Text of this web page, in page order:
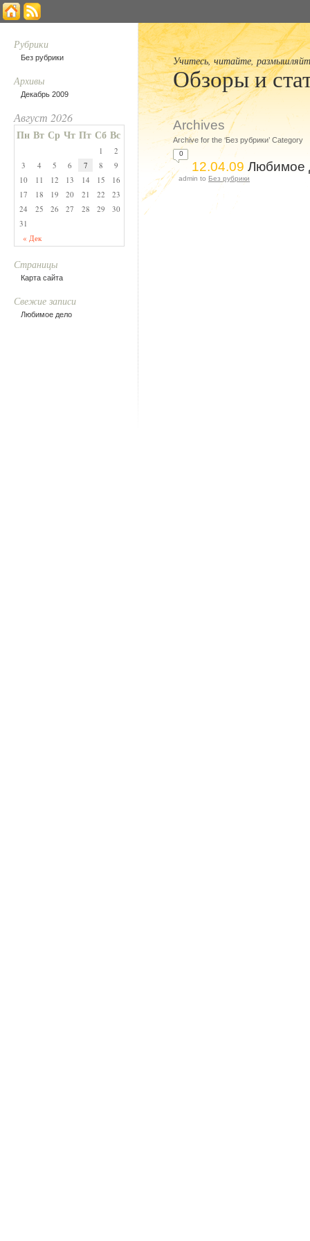
Обзоры и
Учитесь, читайте,
Archives
Archive for the ‘Без рубрики’ Category
0
12.04.09 Любимое
admin to Без рубрики
Рубрики
Без рубрики
Архивы
Декабрь 2009
Август 2026
Пн Вт Ср Чт Пт Сб Вс
« Дек
1
2
3
4 5 6 7 8
9
10
11 12 13 14 15
16
17
18 19 20 21 22
23
24
25 26 27 28 29
30
31
Страницы
Карта сайта
Свежие записи
Любимое дело